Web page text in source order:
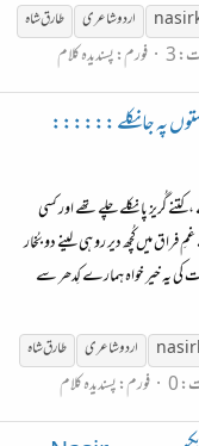
nasir اردو شاعری
طارق شاہ
3 فورم:پسندیدہ کلام
پہ جانکلے ::::::
گُریز پا نکلے چلے تھے اور کسی
میں‌کُچھ دیر رو ہی لینے دو بُخار
کی یہ خیر خواہ ہمارے کِدھر سے
nasir اردو شاعری
طارق شاہ
0 فورم:پسندیدہ کلام